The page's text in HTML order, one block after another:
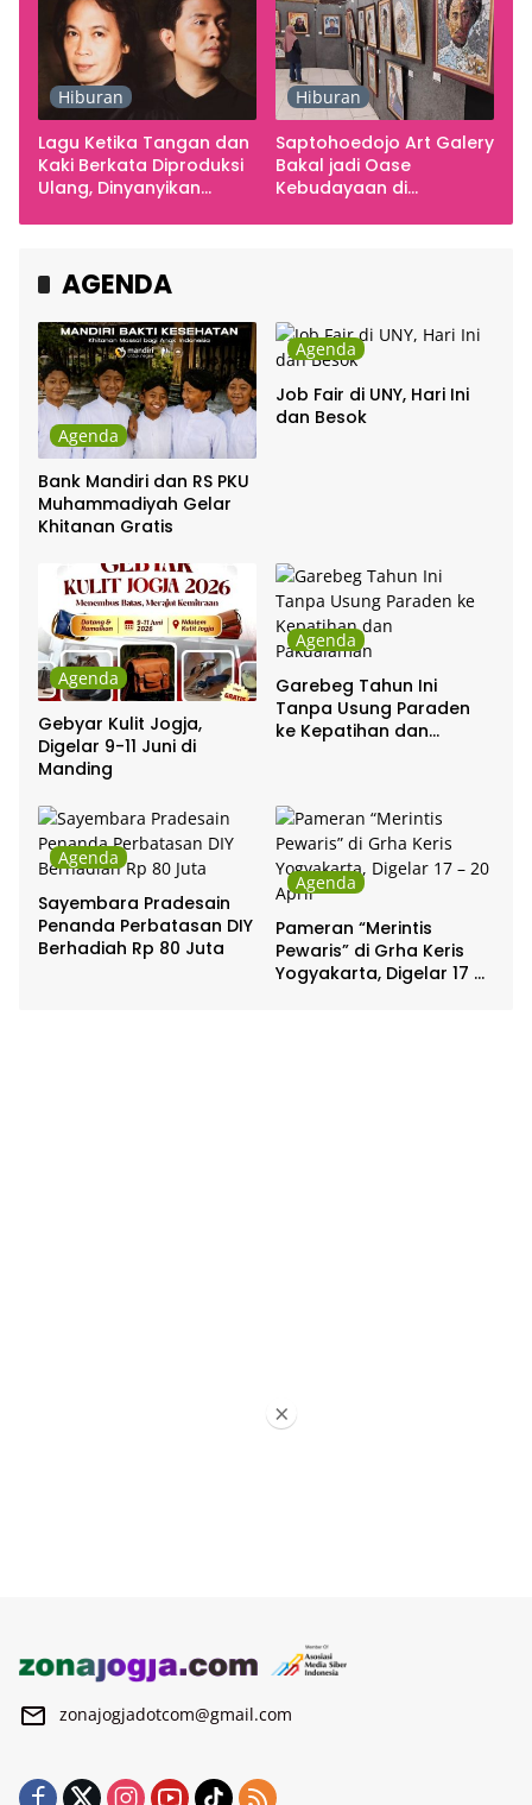
Hiburan
Lagu Ketika Tangan dan
Kaki Berkata Diproduksi
Ulang, Dinyanyikan
Chrisye
Hiburan
Saptohoedojo Art Galery
Bakal jadi Oase
Kebudayaan di
AGENDA
Agenda
Bank Mandiri dan RS PKU
Muhammadiyah Gelar
Khitanan Gratis
Agenda
Job Fair di UNY, Hari Ini
dan Besok
Agenda
Gebyar Kulit Jogja,
Digelar 9-11 Juni di
Manding
Agenda
Garebeg Tahun Ini
Tanpa Usung Paraden
ke Kepatihan dan
Agenda
Sayembara Pradesain
Penanda Perbatasan DIY
Berhadiah Rp 80 Juta
Agenda
Pameran “Merintis
Pewaris” di Grha Keris
Yogyakarta, Digelar 17 –
zonajogjadotcom@gmail.com
×